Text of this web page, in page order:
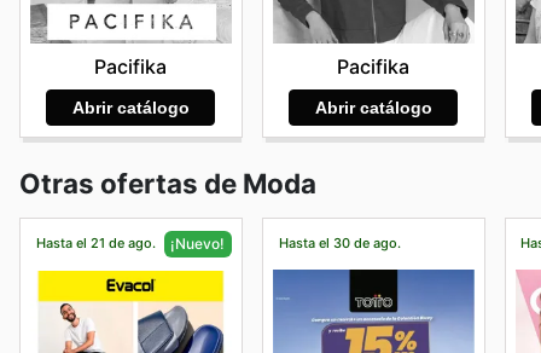
Pacifika
Abrir catálogo
Pacifika
Abrir catálogo
Otras ofertas de Moda
Hasta el 21 de ago. ¡Nuevo! Hasta el 30 de ago.